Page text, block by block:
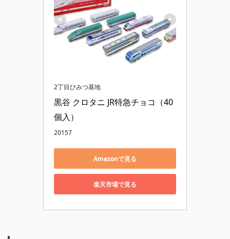
2丁目ひみつ基地
黒谷 クロタニ JR特急チョコ（40
個入）
20157
Amazonで見る
楽天市場で見る